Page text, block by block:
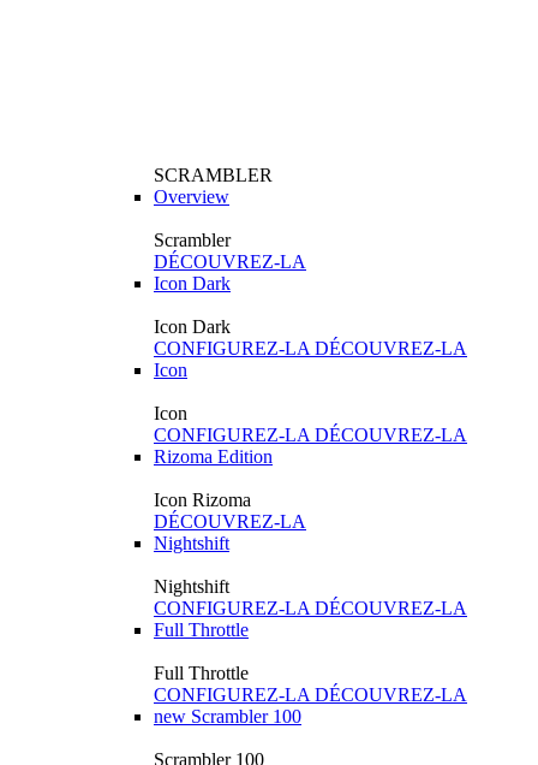
SCRAMBLER
Overview
Scrambler
DÉCOUVREZ-LA
Icon Dark
Icon Dark
CONFIGUREZ-LA DÉCOUVREZ-LA
Icon
Icon
CONFIGUREZ-LA DÉCOUVREZ-LA
Rizoma Edition
Icon Rizoma
DÉCOUVREZ-LA
Nightshift
Nightshift
CONFIGUREZ-LA DÉCOUVREZ-LA
Full Throttle
Full Throttle
CONFIGUREZ-LA DÉCOUVREZ-LA
new Scrambler 100
Scrambler 100